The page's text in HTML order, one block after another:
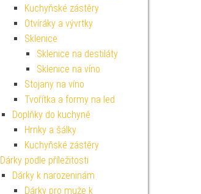
Kuchyňské zástěry
Otvíráky a vývrtky
Sklenice
Sklenice na destiláty
Sklenice na víno
Stojany na víno
Tvořítka a formy na led
Doplňky do kuchyně
Hrnky a šálky
Kuchyňské zástěry
Dárky podle příležitosti
Dárky k narozeninám
Dárky pro muže k